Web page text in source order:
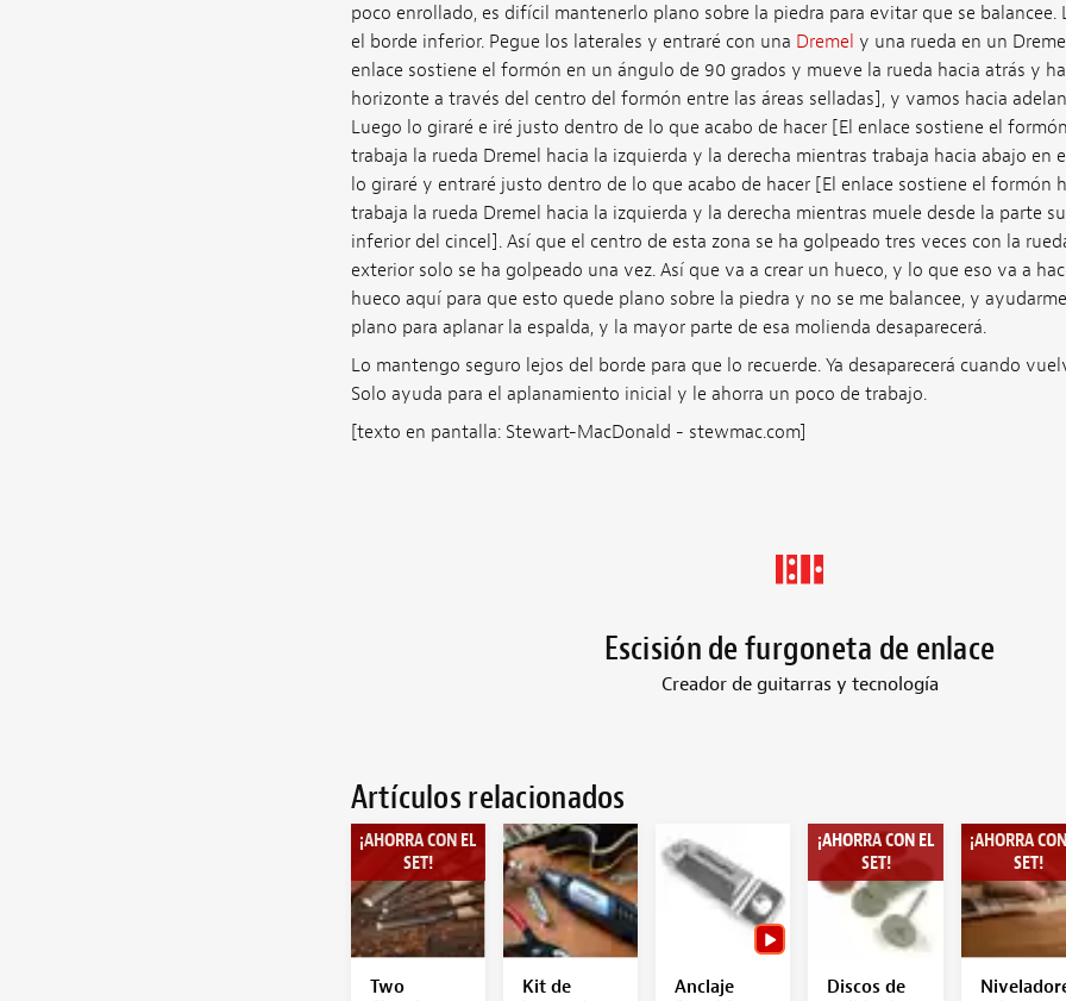
poco enrollado, es difícil mantenerlo plano sobre la piedra para evitar que se balancee.
el borde inferior. Pegue los laterales y entraré con una Dremel y una rueda en un
enlace sostiene el formón en un ángulo de 90 grados y mueve la rueda hacia atrás y
horizonte a través del centro del formón entre las áreas selladas], y vamos hacia
Luego lo giraré e iré justo dentro de lo que acabo de hacer [El enlace sostiene el
trabaja la rueda Dremel hacia la izquierda y la derecha mientras trabaja hacia abajo en
lo giraré y entraré justo dentro de lo que acabo de hacer [El enlace sostiene el formón
trabaja la rueda Dremel hacia la izquierda y la derecha mientras muele desde la parte
inferior del cincel]. Así que el centro de esta zona se ha golpeado tres veces con la
exterior solo se ha golpeado una vez. Así que va a crear un hueco, y lo que eso va a
hueco aquí para que esto quede plano sobre la piedra y no se me balancee, y
plano para aplanar la espalda, y la mayor parte de esa molienda desaparecerá.
Lo mantengo seguro lejos del borde para que lo recuerde. Ya desaparecerá cuando
Solo ayuda para el aplanamiento inicial y le ahorra un poco de trabajo.
[texto en pantalla: Stewart-MacDonald - stewmac.com]
Escisión de furgoneta de enlace
Creador de guitarras y tecnología
Artículos relacionados
¡AHORRA CON EL
SET!
Two
Kit de
Anclaje
¡AHORRA CON EL
SET!
Discos de
¡AHORRA
SET!